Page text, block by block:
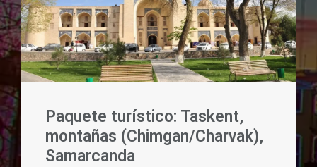
Paquete turístico: Taskent,
montañas (Chimgan/Charvak),
Samarcanda